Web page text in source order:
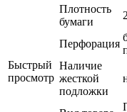
Быстрый
просмотр
Плотность
бумаги
Перфорация
Наличие
жесткой
подложки